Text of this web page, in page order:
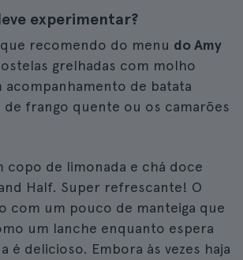
experimentar?
recomendo do menu do Amy
grelhadas com molho
acompanhamento de batata
de frango quente ou os camarões
copo de limonada e chá doce
Half. Super refrescante! O
com um pouco de manteiga que
um lanche enquanto espera
é delicioso. Embora às vezes haja